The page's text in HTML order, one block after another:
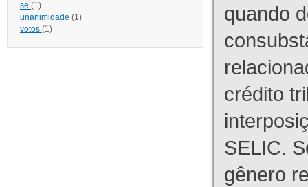
se (1)
unanimidade (1)
votos (1)
quando
crédito
SELIC.
gênero